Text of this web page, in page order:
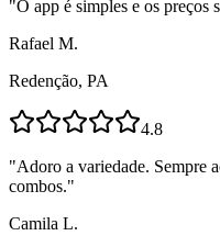
"O app é simples e os preços
Rafael M.
Redenção, PA
4.8
"Adoro a variedade. Sempre
combos."
Camila L.